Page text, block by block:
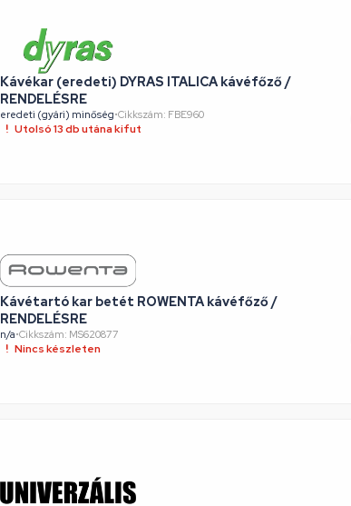
Kávékar (eredeti) DYRAS ITALICA kávéfőző /
RENDELÉSRE
eredeti (gyári) minőség•Cikkszám: FBE960
Utolsó 13 db utána kifut
Kávétartó kar betét ROWENTA kávéfőző /
RENDELÉSRE
n/a•Cikkszám: MS620877
Nincs készleten